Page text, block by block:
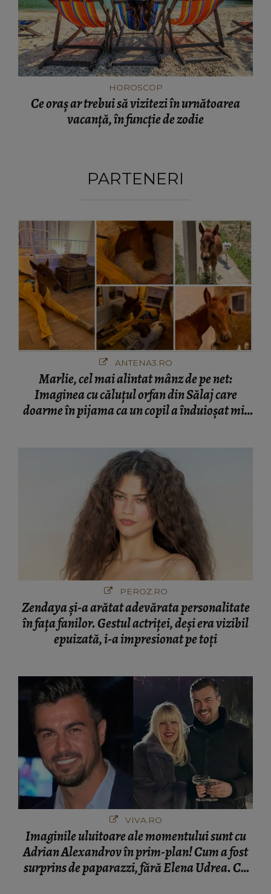
HOROSCOP
Ce oraș ar trebui să vizitezi în urnătoarea
vacanță, în funcție de zodie
PARTENERI
ANTENA3.RO
Marlie, cel mai alintat mânz de pe net:
Imaginea cu căluțul orfan din Sălaj care
doarme în pijama ca un copil a înduioșat mii
PEROZ.RO
Zendaya și-a arătat adevărata personalitate
în fața fanilor. Gestul actriței, deși era vizibil
epuizată, i-a impresionat pe toți
VIVA.RO
Imaginile uluitoare ale momentului sunt cu
Adrian Alexandrov în prim-plan! Cum a fost
surprins de paparazzi, fără Elena Udrea. Cu